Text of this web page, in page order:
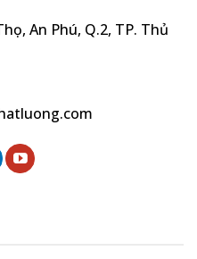
An Phú, Q.2, TP. Thủ